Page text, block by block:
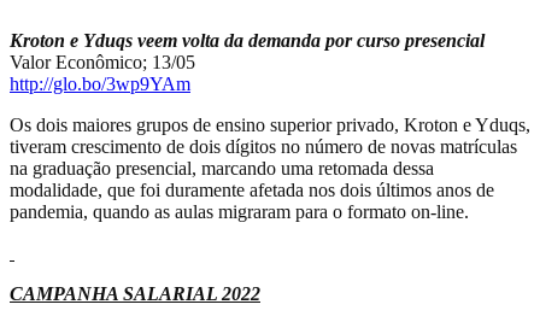
Kroton e Yduqs veem volta da demanda por curso presencial
Valor Econômico; 13/05
http://glo.bo/3wp9YAm
Os dois maiores grupos de ensino superior privado, Kroton e Yduqs,
tiveram crescimento de dois dígitos no número de novas matrículas
na graduação presencial, marcando uma retomada dessa
modalidade, que foi duramente afetada nos dois últimos anos de
pandemia, quando as aulas migraram para o formato on-line.
CAMPANHA SALARIAL 2022